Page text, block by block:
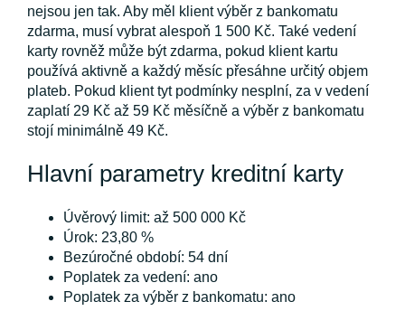
nejsou jen tak. Aby měl klient výběr z bankomatu
zdarma, musí vybrat alespoň 1 500 Kč. Také vedení
karty rovněž může být zdarma, pokud klient kartu
používá aktivně a každý měsíc přesáhne určitý objem
plateb. Pokud klient tyt podmínky nesplní, za v vedení
zaplatí 29 Kč až 59 Kč měsíčně a výběr z bankomatu
stojí minimálně 49 Kč.
Hlavní parametry kreditní karty
Úvěrový limit: až 500 000 Kč
Úrok: 23,80 %
Bezúročné období: 54 dní
Poplatek za vedení: ano
Poplatek za výběr z bankomatu: ano